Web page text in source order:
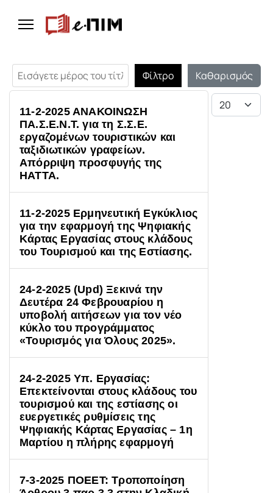
Εισάγετε μέρος του τίτλου.
Φίλτρο
Καθαρισμός
Εμφάνιση #
11-2-2025 ΑΝΑΚΟΙΝΩΣΗ
ΠΑ.Σ.Ε.Ν.Τ. για τη Σ.Σ.Ε.
εργαζομένων τουριστικών και
ταξιδιωτικών γραφείων.
Απόρριψη προσφυγής της
ΗΑΤΤΑ.
11-2-2025 Ερμηνευτική Εγκύκλιος
για την εφαρμογή της Ψηφιακής
Κάρτας Εργασίας στους κλάδους
του Τουρισμού και της Εστίασης.
24-2-2025 (Upd) Ξεκινά την
Δευτέρα 24 Φεβρουαρίου η
υποβολή αιτήσεων για τον νέο
κύκλο του προγράμματος
«Τουρισμός για Όλους 2025».
24-2-2025 Υπ. Εργασίας:
Επεκτείνονται στους κλάδους του
τουρισμού και της εστίασης οι
ευεργετικές ρυθμίσεις της
Ψηφιακής Κάρτας Εργασίας – 1η
Μαρτίου η πλήρης εφαρμογή
7-3-2025 ΠΟΕΕΤ: Τροποποίηση